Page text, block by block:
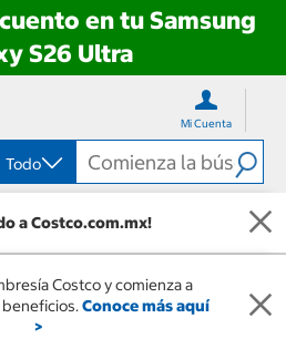
en tu Samsung
S26 Ultra
Mi Cuenta
Todo
a Costco.com.mx!
Costco y comienza a
Conoce más aquí
>